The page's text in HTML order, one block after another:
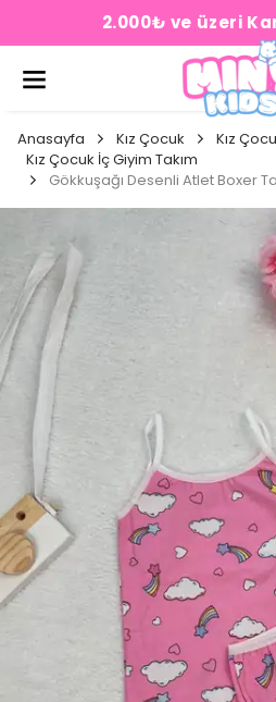
2.000₺ ve üzeri
Anasayfa Kız Çocuk
Kız
Kız Çocuk İç Giyim Takım
Gökkuşağı Desenli Atlet Boxer